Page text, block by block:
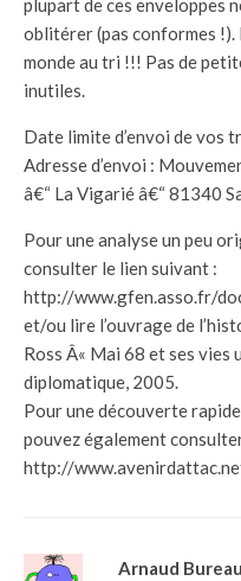
plupart de ces enveloppes
oblitérer (pas conformes !).
monde au tri !!! Pas de
inutiles.
Date limite d’envoi de vos
Adresse d’envoi :
â€“ La Vigarié â€“ 81340
Pour une analyse un peu
consulter le lien suivant :
http://www.gfen.asso.fr/
et/ou lire l’ouvrage de
Ross Â« Mai 68 et ses vies
diplomatique, 2005.
Pour une découverte
pouvez également
http://
Arnaud Bureau